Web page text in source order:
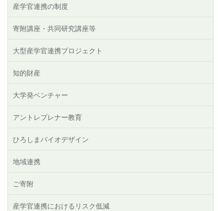
産学官連携の制度
寄附講座・共同研究講座等
大型産学官連携プロジェクト
知的財産
大学発ベンチャー
アントレプレナー教育
ひろしまバイオデザイン
地域連携
ご寄附
産学官連携におけるリスク低減